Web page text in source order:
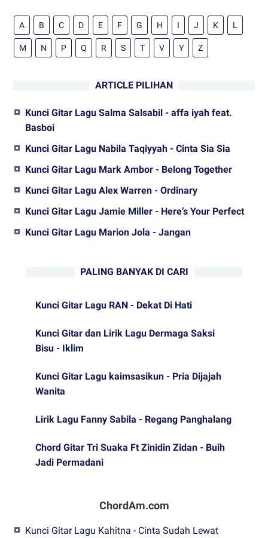
A B C D E F G H I J K L
M N P Q R S T V Y Z
ARTICLE PILIHAN
Kunci Gitar Lagu Salma Salsabil - affa iyah feat.
Basboi
Kunci Gitar Lagu Nabila Taqiyyah - Cinta Sia Sia
Kunci Gitar Lagu Mark Ambor - Belong Together
Kunci Gitar Lagu Alex Warren - Ordinary
Kunci Gitar Lagu Jamie Miller - Here’s Your Perfect
Kunci Gitar Lagu Marion Jola - Jangan
PALING BANYAK DI CARI
Kunci Gitar Lagu RAN - Dekat Di Hati
Kunci Gitar dan Lirik Lagu Dermaga Saksi
Bisu - Iklim
Kunci Gitar Lagu kaimsasikun - Pria Dijajah
Wanita
Lirik Lagu Fanny Sabila - Regang Panghalang
Chord Gitar Tri Suaka Ft Zinidin Zidan - Buih
Jadi Permadani
ChordAm.com
Kunci Gitar Lagu Kahitna - Cinta Sudah Lewat